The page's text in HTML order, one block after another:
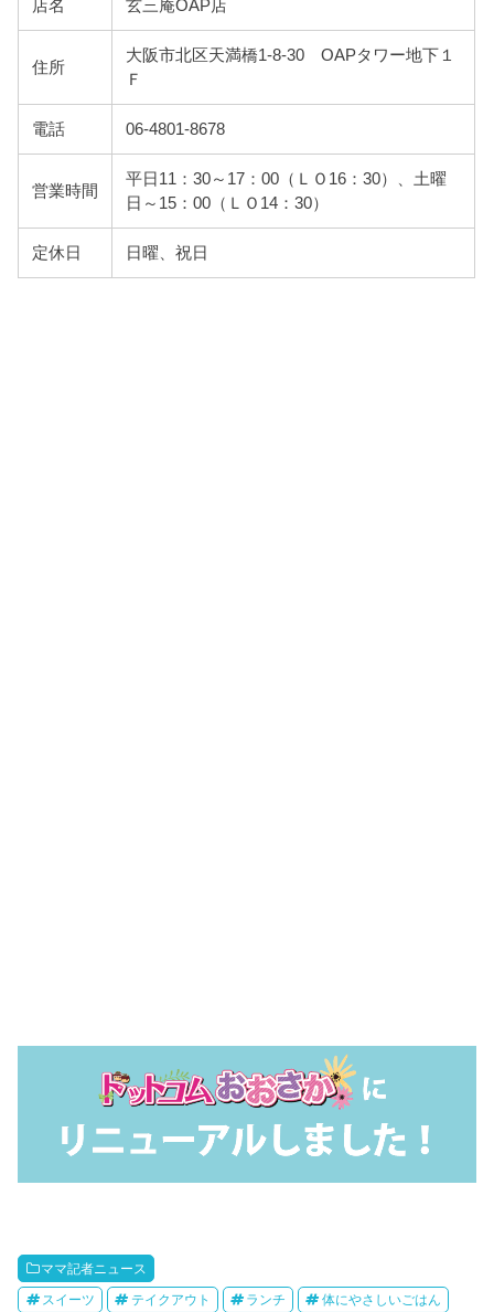
店名 玄三庵OAP店
住所
大阪市北区天満橋1-8-30 OAPタワー地下１
Ｆ
電話 06-4801-8678
営業時間
平日11：30～17：00（ＬＯ16：30）、土曜
日～15：00（ＬＯ14：30）
定休日 日曜、祝日
ママ記者ニュース
スイーツ テイクアウト ランチ 体にやさしいごはん